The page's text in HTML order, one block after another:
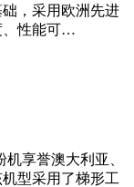
，采用欧洲先进
、性能可…
享誉澳大利亚、
型采用了梯形工